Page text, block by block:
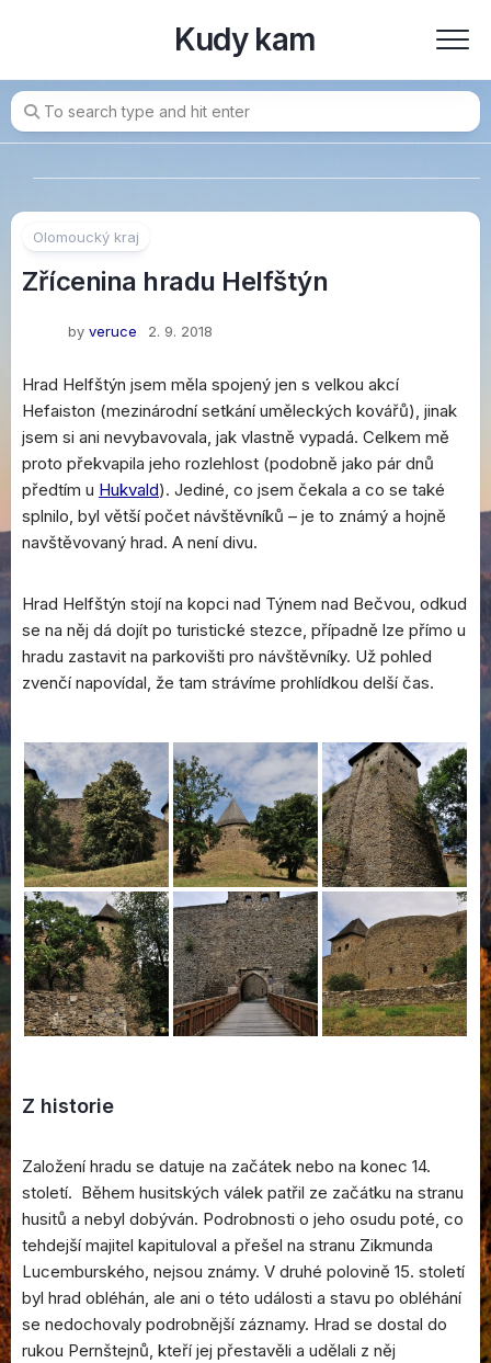
Kudy kam
Olomoucký kraj
Zřícenina hradu Helfštýn
by veruce 2. 9. 2018
Hrad Helfštýn jsem měla spojený jen s velkou akcí
Hefaiston (mezinárodní setkání uměleckých kovářů), jinak
jsem si ani nevybavovala, jak vlastně vypadá. Celkem mě
proto překvapila jeho rozlehlost (podobně jako pár dnů
předtím u Hukvald). Jediné, co jsem čekala a co se také
splnilo, byl větší počet návštěvníků – je to známý a hojně
navštěvovaný hrad. A není divu.
Hrad Helfštýn stojí na kopci nad Týnem nad Bečvou, odkud
se na něj dá dojít po turistické stezce, případně lze přímo u
hradu zastavit na parkovišti pro návštěvníky. Už pohled
zvenčí napovídal, že tam strávíme prohlídkou delší čas.
Z historie
Založení hradu se datuje na začátek nebo na konec 14.
století. Během husitských válek patřil ze začátku na stranu
husitů a nebyl dobýván. Podrobnosti o jeho osudu poté, co
tehdejší majitel kapituloval a přešel na stranu Zikmunda
Lucemburského, nejsou známy. V druhé polovině 15. století
byl hrad obléhán, ale ani o této události a stavu po obléhání
se nedochovaly podrobnější záznamy. Hrad se dostal do
rukou Pernštejnů, kteří jej přestavěli a udělali z něj